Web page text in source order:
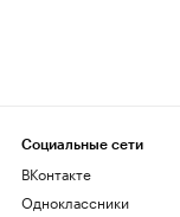
Социальные сети
ВКонтакте
Одноклассники